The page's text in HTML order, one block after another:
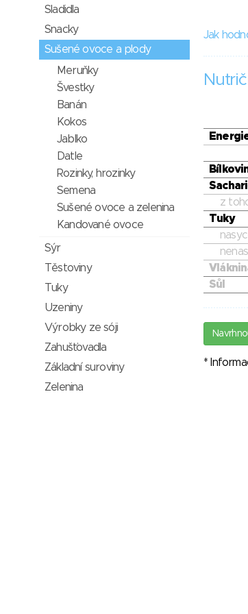
Jak
z
Tuky
Sůl
*
Sladidla
Snacky
Sušené ovoce a plody
Meruňky
Švestky
Banán
Kokos
Jablko
Datle
Rozinky, hrozinky
Semena
Sušené ovoce a zelenina
Kandované ovoce
Sýr
Těstoviny
Tuky
Uzeniny
Výrobky ze sóji
Zahušťovadla
Základní suroviny
Zelenina